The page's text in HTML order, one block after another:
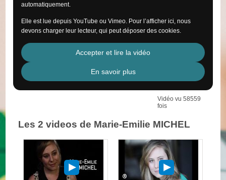
automatiquement.
Elle est lue depuis YouTube ou Vimeo. Pour l’afficher ici, nous
devons charger leur lecteur, qui peut déposer des cookies.
Accepter et lire la vidéo
En savoir plus
Vidéo vu 58559
fois
Les 2 videos de Marie-Emilie MICHEL